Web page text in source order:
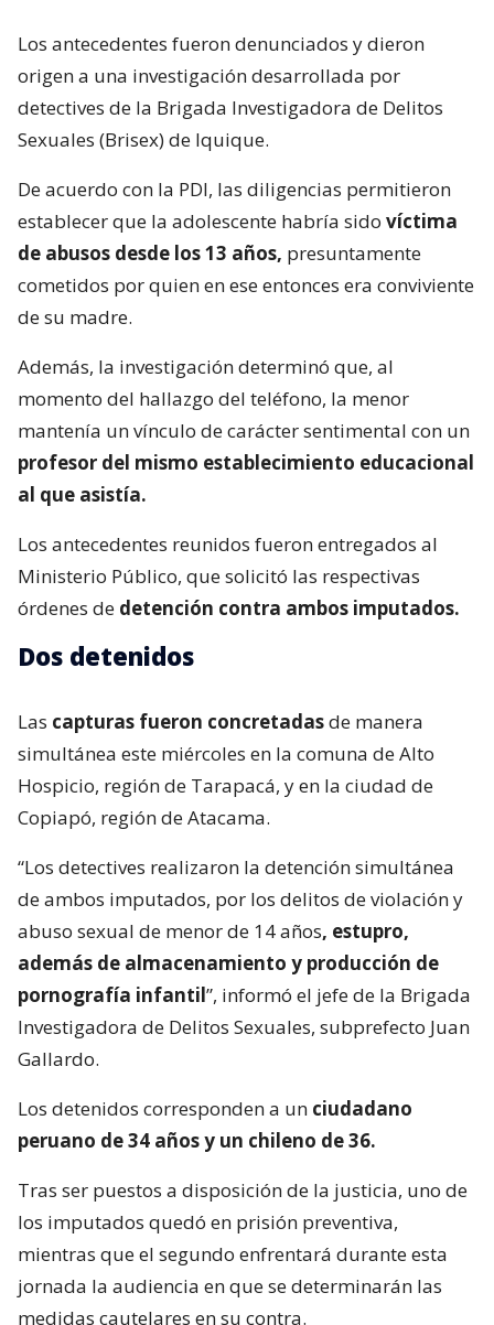
Los antecedentes fueron denunciados y dieron
origen a una investigación desarrollada por
detectives de la Brigada Investigadora de Delitos
Sexuales (Brisex) de Iquique.
De acuerdo con la PDI, las diligencias permitieron
establecer que la adolescente habría sido víctima
de abusos desde los 13 años, presuntamente
cometidos por quien en ese entonces era conviviente
de su madre.
Además, la investigación determinó que, al
momento del hallazgo del teléfono, la menor
mantenía un vínculo de carácter sentimental con un
profesor del mismo establecimiento educacional
al que asistía.
Los antecedentes reunidos fueron entregados al
Ministerio Público, que solicitó las respectivas
órdenes de detención contra ambos imputados.
Dos detenidos
Las capturas fueron concretadasde manera
simultánea este miércoles en la comuna de Alto
Hospicio, región de Tarapacá, y en la ciudad de
Copiapó, región de Atacama.
“Los detectives realizaron la detención simultánea
de ambos imputados, por los delitos de violación y
abuso sexual de menor de 14 años, estupro,
además de almacenamiento y producción de
pornografía infantil”, informó el jefe de la Brigada
Investigadora de Delitos Sexuales, subprefecto Juan
Gallardo.
Los detenidos corresponden a un ciudadano
peruano de 34 años y un chileno de 36.
Tras ser puestos a disposición de la justicia, uno de
los imputados quedó en prisión preventiva,
mientras que el segundo enfrentará durante esta
jornada la audiencia en que se determinarán las
medidas cautelares en su contra.